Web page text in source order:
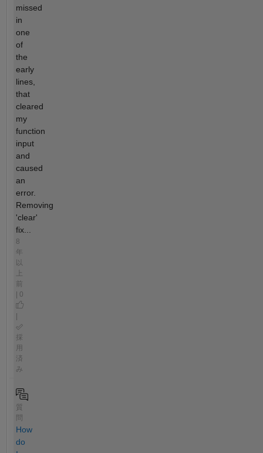
missed
in
one
of
the
early
lines,
that
cleared
my
function
input
and
caused
an
error.
Removing
'clear'
fix...
8
年
以
前
| 0
採
用
済
み
質
How
do